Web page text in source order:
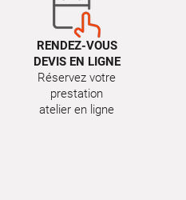
RENDEZ-VOUS
DEVIS EN LIGNE
Réservez votre
prestation
atelier en ligne